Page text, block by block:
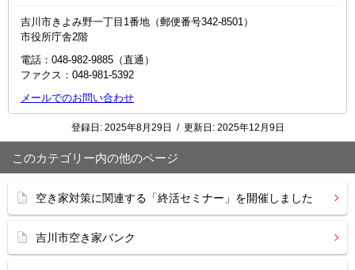
吉川市きよみ野一丁目1番地（郵便番号342-8501）
市役所庁舎2階
電話：048-982-9885（直通）
ファクス：048‐981‐5392
メールでのお問い合わせ
登録日: 2025年8月29日 / 更新日: 2025年12月9日
このカテゴリー内の他のページ
空き家対策に関連する「終活セミナー」を開催しました
吉川市空き家バンク